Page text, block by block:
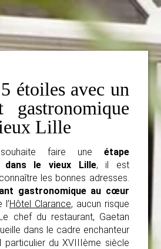
étoiles avec un
gastronomique
Lille
faire une étape
dans le vieux Lille, il est
les bonnes adresses.
gastronomique au cœur
l’Hôtel Clarance, aucun risque
chef du restaurant, Gaetan
dans le cadre enchanteur
particulier du XVIIIème siècle